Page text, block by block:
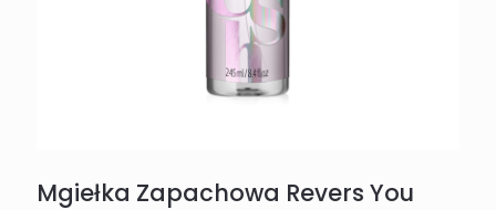
Mgiełka Zapachowa Revers You